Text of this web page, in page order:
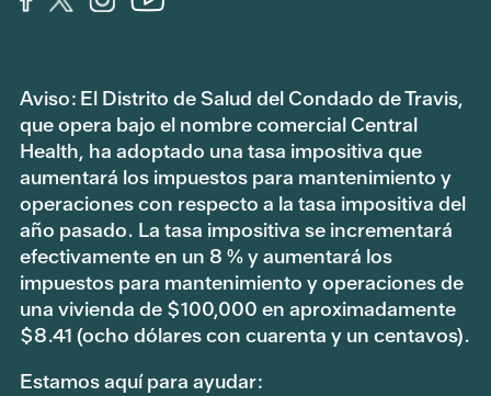
Aviso: El Distrito de Salud del Condado de Travis,
que opera bajo el nombre comercial Central
Health, ha adoptado una tasa impositiva que
aumentará los impuestos para mantenimiento y
operaciones con respecto a la tasa impositiva del
año pasado. La tasa impositiva se incrementará
efectivamente en un 8 % y aumentará los
impuestos para mantenimiento y operaciones de
una vivienda de $100,000 en aproximadamente
$8.41 (ocho dólares con cuarenta y un centavos).
Estamos aquí para ayudar: